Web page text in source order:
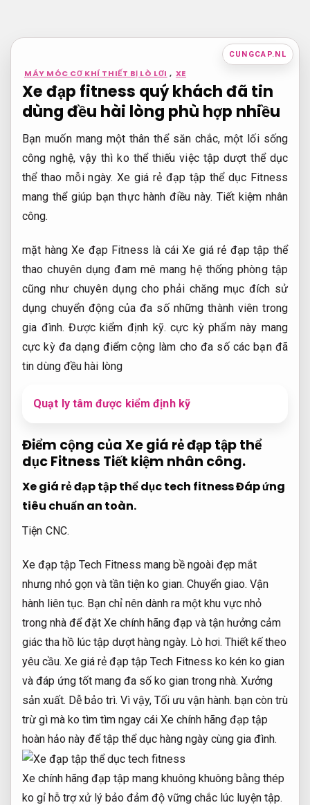
nội
CUNGCAP.NL
MÁY MÓC CƠ KHÍ THIẾT BỊ LÒ LƠI , XE
Xe đạp fitness quý khách đã tin
dùng đều hài lòng phù hợp nhiều
Bạn muốn mang một thân thể săn chắc, một lối sống
công nghệ, vậy thì ko thể thiếu việc tập dượt thể dục
thể thao mỗi ngày. Xe giá rẻ đạp tập thể dục Fitness
mang thể giúp bạn thực hành điều này. Tiết kiệm nhân
công.
mặt hàng Xe đạp Fitness là cái Xe giá rẻ đạp tập thể
thao chuyên dụng đam mê mang hệ thống phòng tập
cũng như chuyên dụng cho phải chăng mục đích sử
dụng chuyển động của đa số những thành viên trong
gia đình.Được kiểm định kỹ. cực kỳ phẩm này mang
cực kỳ đa dạng điểm cộng làm cho đa số các bạn đã
tin dùng đều hài lòng
Quạt ly tâm được kiểm định kỹ
Điểm cộng của Xe giá rẻ đạp tập thể
dục Fitness Tiết kiệm nhân công.
Xe giá rẻ đạp tập thể dục tech fitnessĐáp ứng
tiêu chuẩn an toàn.
Tiện CNC.
Xe đạp tập Tech Fitness mang bề ngoài đẹp mắt
nhưng nhỏ gọn và tần tiện ko gian. Chuyển giao. Vận
hành liên tục. Bạn chỉ nên dành ra một khu vực nhỏ
trong nhà để đặt Xe chính hãng đạp và tận hưởng cảm
giác tha hồ lúc tập dượt hàng ngày. Lò hơi. Thiết kế theo
yêu cầu. Xe giá rẻ đạp tập Tech Fitness ko kén ko gian
và đáp ứng tốt mang đa số ko gian trong nhà. Xưởng
sản xuất. Dễ bảo trì. Vì vậy, Tối ưu vận hành. bạn còn trù
trừ gì mà ko tìm tìm ngay cái Xe chính hãng đạp tập
hoàn hảo này để tập thể dục hàng ngày cùng gia đình.
Xe chính hãng đạp tập mang khuông khuông bằng thép
ko gỉ hỗ trợ xử lý bảo đảm độ vững chắc lúc luyện tập.